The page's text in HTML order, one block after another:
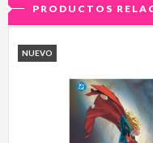
PRODUCTOS
NUEVO